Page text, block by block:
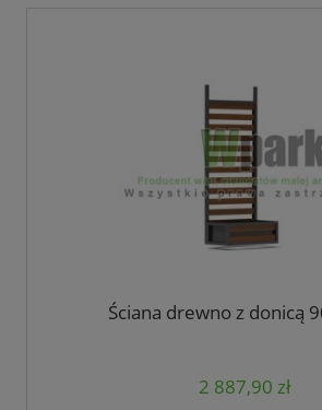
Ściana drewno z donicą
2 887,90 zł